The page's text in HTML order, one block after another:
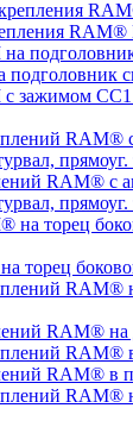
RAM® с
торец
RAM® на
RAM® в